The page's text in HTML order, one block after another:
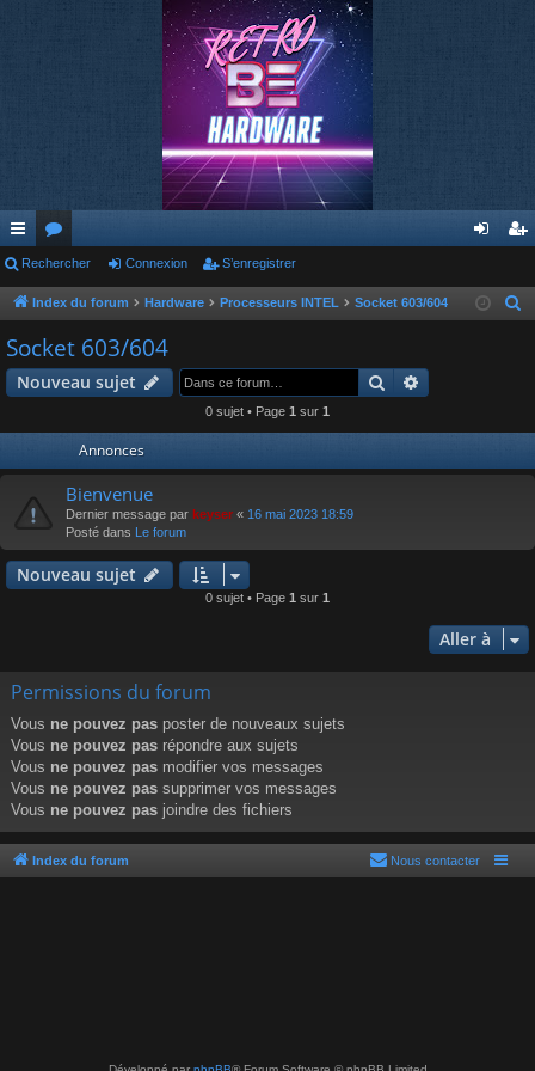
cc
ès
ra
pi
or
u
m
s
ne nr
Rechercher Connexion S’enregistrer
Index du forum Hardware Processeurs INTEL Socket 603/604
r
Socket 603/604
Nouveau sujet Rechercher
0 sujet • Page 1 sur 1
Annonces
Bienvenue
Dernier message par keyser « 16 mai 2023 18:59
Posté dans Le forum
Nouveau sujet
0 sujet • Page 1 sur 1
Aller à
Permissions du forum
Vous ne pouvez pas poster de nouveaux sujets
Vous ne pouvez pas répondre aux sujets
Vous ne pouvez pas modifier vos messages
Vous ne pouvez pas supprimer vos messages
Vous ne pouvez pas joindre des fichiers
Index du forum Nous contacter